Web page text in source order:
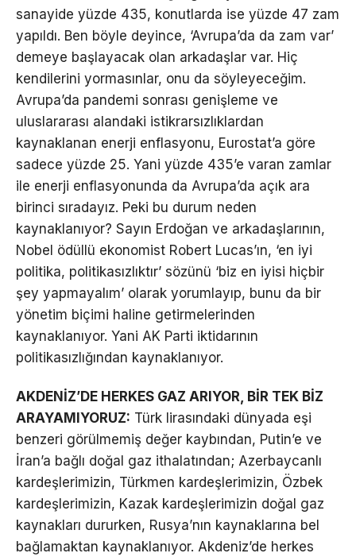
sanayide yüzde 435, konutlarda ise yüzde 47 zam
yapıldı. Ben böyle deyince, ‘Avrupa’da da zam var’
demeye başlayacak olan arkadaşlar var. Hiç
kendilerini yormasınlar, onu da söyleyeceğim.
Avrupa’da pandemi sonrası genişleme ve
uluslararası alandaki istikrarsızlıklardan
kaynaklanan enerji enflasyonu, Eurostat’a göre
sadece yüzde 25. Yani yüzde 435’e varan zamlar
ile enerji enflasyonunda da Avrupa’da açık ara
birinci sıradayız. Peki bu durum neden
kaynaklanıyor? Sayın Erdoğan ve arkadaşlarının,
Nobel ödüllü ekonomist Robert Lucas’ın, ‘en iyi
politika, politikasızlıktır’ sözünü ‘biz en iyisi hiçbir
şey yapmayalım’ olarak yorumlayıp, bunu da bir
yönetim biçimi haline getirmelerinden
kaynaklanıyor. Yani AK Parti iktidarının
politikasızlığından kaynaklanıyor.
AKDENİZ’DE HERKES GAZ ARIYOR, BİR TEK BİZ
ARAYAMIYORUZ: Türk lirasındaki dünyada eşi
benzeri görülmemiş değer kaybından, Putin’e ve
İran’a bağlı doğal gaz ithalatından; Azerbaycanlı
kardeşlerimizin, Türkmen kardeşlerimizin, Özbek
kardeşlerimizin, Kazak kardeşlerimizin doğal gaz
kaynakları dururken, Rusya’nın kaynaklarına bel
bağlamaktan kaynaklanıyor. Akdeniz’de herkes